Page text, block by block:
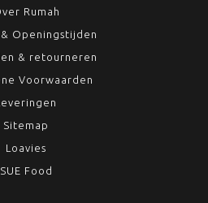
Rumah
Openingstijden
& retourneren
Voorwaarden
Sitemap
Loavies
SUE Food